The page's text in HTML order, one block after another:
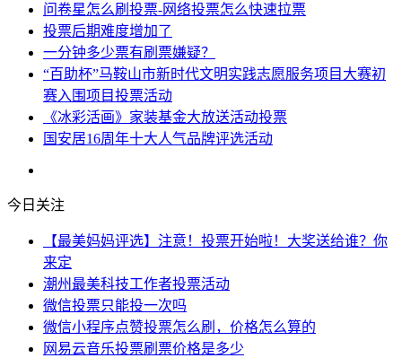
问卷星怎么刷投票-网络投票怎么快速拉票
​投票后期难度增加了
一分钟多少票有刷票嫌疑？
“百助杯”马鞍山市新时代文明实践志愿服务项目大赛初
赛入围项目投票活动
《冰彩活画》家装基金大放送活动投票
国安居16周年十大人气品牌评选活动
今日关注
【最美妈妈评选】注意！投票开始啦！大奖送给谁？你
来定
潮州最美科技工作者投票活动
微信投票只能投一次吗
微信小程序点赞投票怎么刷，价格怎么算的
网易云音乐投票刷票价格是多少